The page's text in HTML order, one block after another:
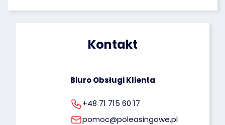
rodo@poleasingowe.pl
Kontakt
Biuro Obsługi Klienta
+48 71 715 60 17
pomoc@poleasingowe.pl